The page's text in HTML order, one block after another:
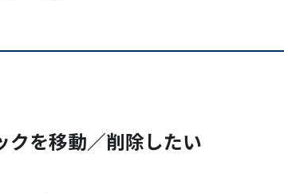
クを移動／削除したい